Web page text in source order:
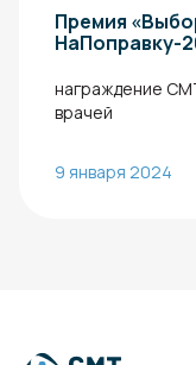
Премия
НаПоправку-
награждение
врачей
9 января 2024